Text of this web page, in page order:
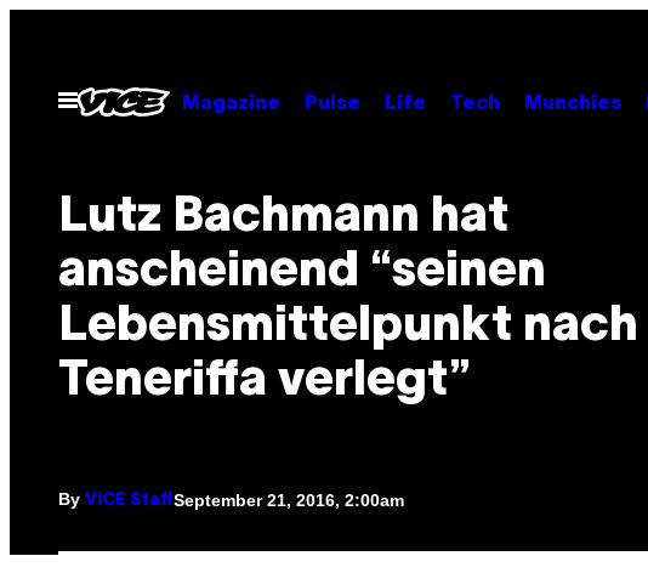
contentOpen
Menu
Magazine Pulse Life Tech Munchies
Lutz Bachmann hat
anscheinend “seinen
Lebensmittelpunkt nach
Teneriffa verlegt”
By VICE StaffSeptember 21, 2016, 2:00am